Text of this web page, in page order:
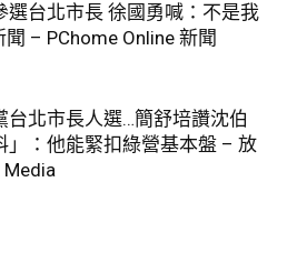
選台北市長 徐國勇喊：不是我
– PChome Online 新聞
台北市長人選…簡舒培讚沈伯
」：他能緊扣綠營基本盤 – 放
Media